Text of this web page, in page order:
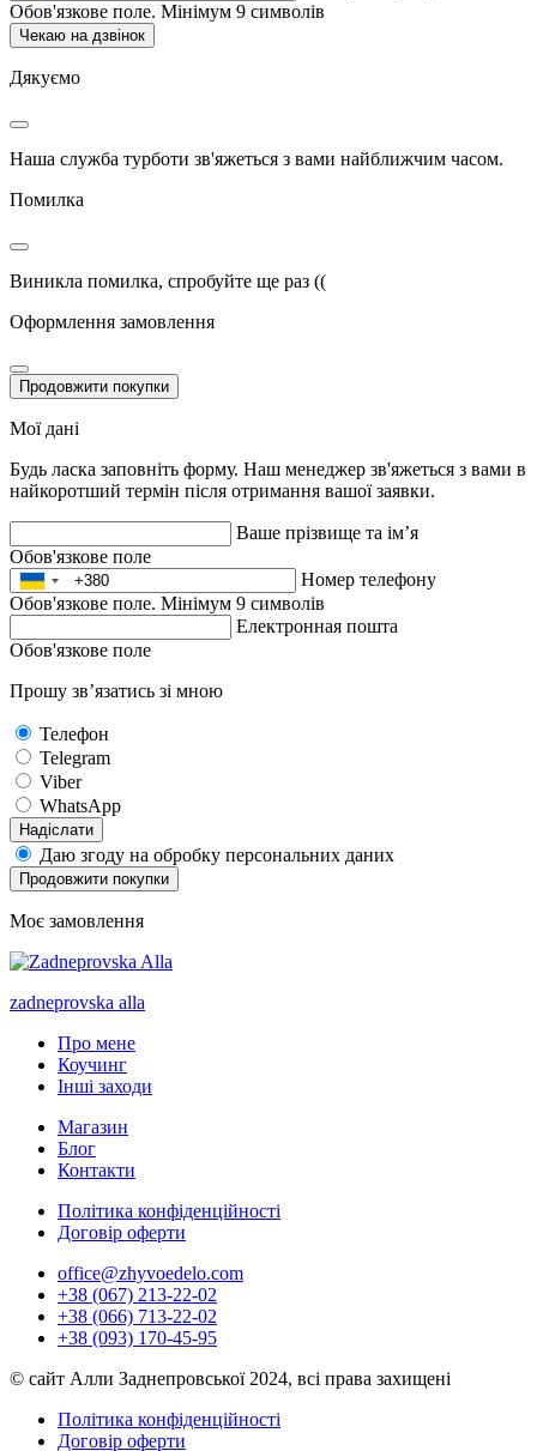
Обов'язкове поле. Мінімум 9 символів
Чекаю на дзвінок
Дякуємо
Наша служба турботи зв'яжеться з вами найближчим часом.
Помилка
Виникла помилка, спробуйте ще раз ((
Оформлення замовлення
Продовжити покупки
Мої дані
Будь ласка заповніть форму. Наш менеджер зв'яжеться з вами в
найкоротший термін після отримання вашої заявки.
Ваше прізвище та ім’я
Обов'язкове поле
Номер телефону
Обов'язкове поле. Мінімум 9 символів
Електронная пошта
Обов'язкове поле
Прошу зв’язатись зі мною
Телефон
Telegram
Viber
WhatsApp
Надіслати
Даю згоду на обробку персональних даних
Продовжити покупки
Моє замовлення
zadneprovska alla
Про мене
Коучинг
Інші заходи
Магазин
Блог
Контакти
Політика конфіденційності
Договір оферти
office@zhyvoedelo.com
+38 (067) 213-22-02
+38 (066) 713-22-02
+38 (093) 170-45-95
© сайт Алли Заднепровської 2024, всі права захищені
Політика конфіденційності
Договір оферти